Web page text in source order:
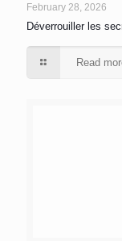
February 28, 2026
Déverrouiller les
Read